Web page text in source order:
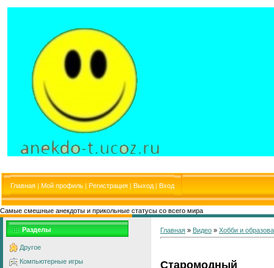
Главная | Мой профиль | Регистрация | Выход | Вход
Самые смешные анекдоты и прикольные статусы со всего мира
Разделы
Другое
Компьютерные игры
Главная » Видео » Хобби и
Старомодный